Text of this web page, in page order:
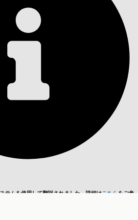
テムを使用して翻訳されました。詳細はこちら をご参